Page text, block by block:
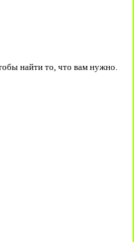
найти то, что вам нужно.